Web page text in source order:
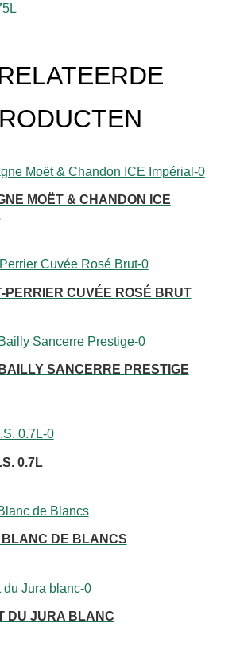
MOËT & CHANDON ICE
PERRIER CUVÉE ROSÉ BRUT
SANCERRE PRESTIGE
0.7L
BLANC DE BLANCS
DU JURA BLANC